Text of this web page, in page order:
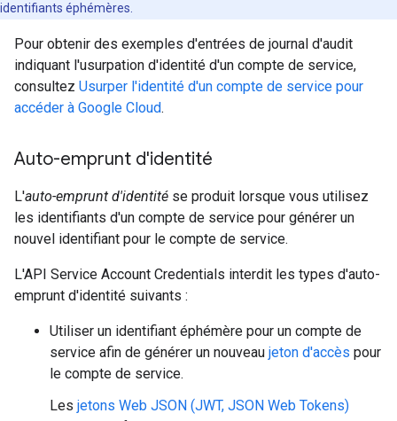
identifiants éphémères.
Pour obtenir des exemples d'entrées de journal d'audit
indiquant l'usurpation d'identité d'un compte de service,
consultez Usurper l'identité d'un compte de service pour
accéder à Google Cloud.
Auto-emprunt d'identité
L'auto-emprunt d'identité se produit lorsque vous utilisez
les identifiants d'un compte de service pour générer un
nouvel identifiant pour le compte de service.
L'API Service Account Credentials interdit les types d'auto-
emprunt d'identité suivants :
Utiliser un identifiant éphémère pour un compte de
service afin de générer un nouveau jeton d'accès pour
le compte de service.
Les jetons Web JSON (JWT, JSON Web Tokens)